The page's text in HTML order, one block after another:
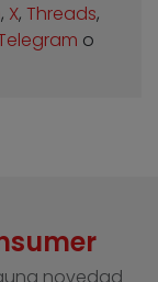
, X, Threads,
o